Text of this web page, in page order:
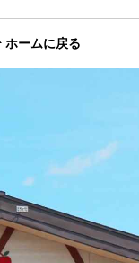
ホームに戻る